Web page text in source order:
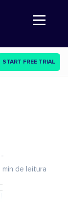
Abre a navegação
START FREE TRIAL
min de leitura